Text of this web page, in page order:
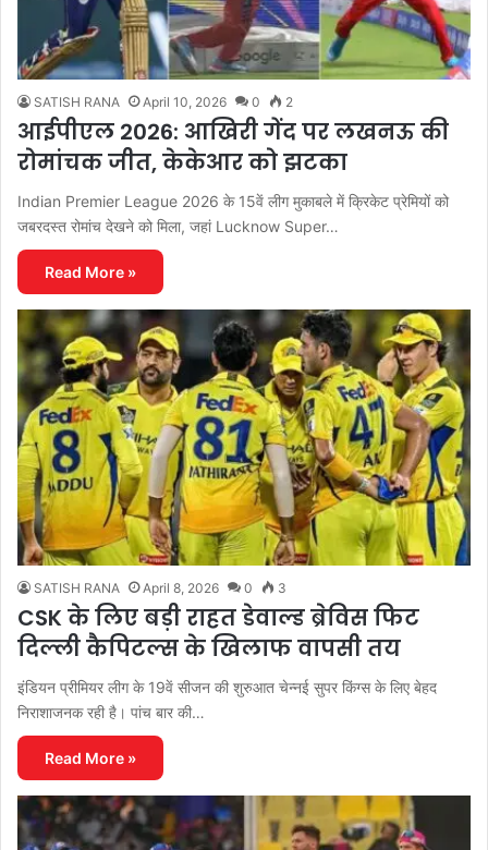
SATISH RANA April 10, 2026 0 2
आईपीएल 2026: आखिरी गेंद पर लखनऊ की
रोमांचक जीत, केकेआर को झटका
Indian Premier League 2026 के 15वें लीग मुकाबले में क्रिकेट प्रेमियों को
जबरदस्त रोमांच देखने को मिला, जहां Lucknow Super…
Read More »
SATISH RANA April 8, 2026 0 3
CSK के लिए बड़ी राहत डेवाल्ड ब्रेविस फिट
दिल्ली कैपिटल्स के खिलाफ वापसी तय
इंडियन प्रीमियर लीग के 19वें सीजन की शुरुआत चेन्नई सुपर किंग्स के लिए बेहद
निराशाजनक रही है। पांच बार की…
Read More »